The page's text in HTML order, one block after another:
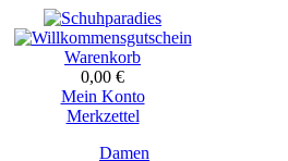
Warenkorb
0,00 €
Mein Konto
Merkzettel
Damen